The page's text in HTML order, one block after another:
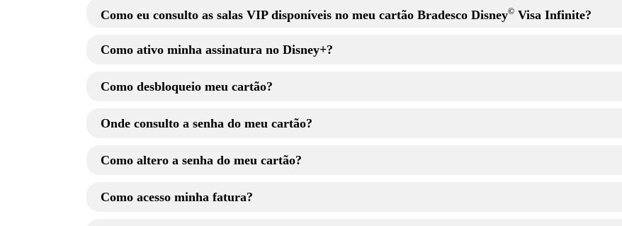
Compras nos parques Walt Disney World e Disneyland, incluindo compras mobile
Compras nas Lojas da Disney Springs (Disney e terceiros), incluindo compras mobile
Lojas terceiras participantes
Disney Stores fora dos resorts Walt Disney World® Resort, Disneyland® Resort & Aulani Disney Hawaii Resort
Espetáculos Disney na Broadway
Qualquer propriedade Disney Internacional
Como eu consulto as salas VIP disponíveis no meu cartão Bradesco Disney© Visa Infinite?
Como ativo minha assinatura no Disney+?
Como desbloqueio meu cartão?
Onde consulto a senha do meu cartão?
Como altero a senha do meu cartão?
Como acesso minha fatura?